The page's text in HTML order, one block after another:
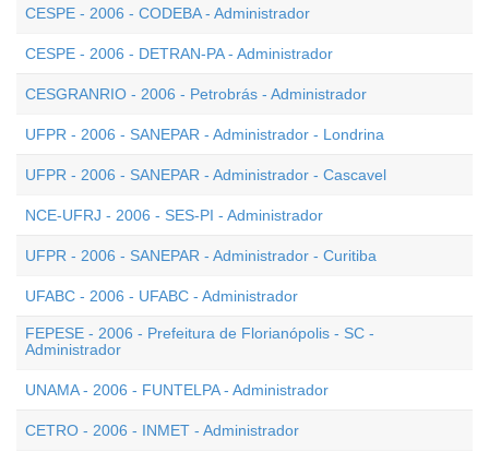
CESPE - 2006 - CODEBA - Administrador
CESPE - 2006 - DETRAN-PA - Administrador
CESGRANRIO - 2006 - Petrobrás - Administrador
UFPR - 2006 - SANEPAR - Administrador - Londrina
UFPR - 2006 - SANEPAR - Administrador - Cascavel
NCE-UFRJ - 2006 - SES-PI - Administrador
UFPR - 2006 - SANEPAR - Administrador - Curitiba
UFABC - 2006 - UFABC - Administrador
FEPESE - 2006 - Prefeitura de Florianópolis - SC -
Administrador
UNAMA - 2006 - FUNTELPA - Administrador
CETRO - 2006 - INMET - Administrador